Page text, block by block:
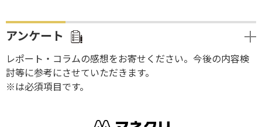
アンケート
レポート・コラムの感想をお寄せください。今後の内容検
討等に参考にさせていただきます。
※は必須項目です。